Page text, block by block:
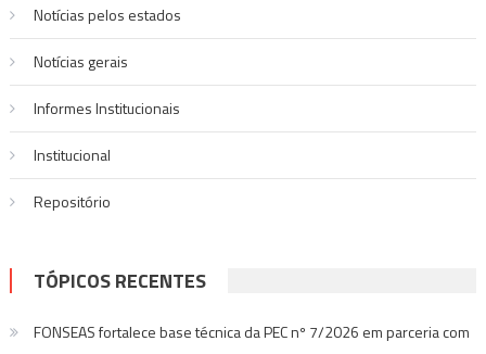
Notícias pelos estados
Notí­cias gerais
Informes Institucionais
Institucional
Repositório
TÓPICOS RECENTES
FONSEAS fortalece base técnica da PEC nº 7/2026 em parceria com